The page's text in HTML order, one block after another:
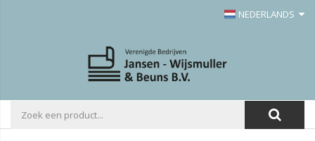
NEDERLANDS